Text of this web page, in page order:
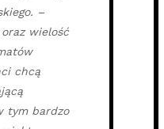
–
wielość
chcą
tym bardzo